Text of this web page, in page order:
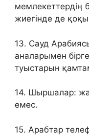
мемлекеттердің
жиегінде де
13. Сауд
аналарымен
туыстарын
14. Шыршалар:
емес.
15. Арабтар